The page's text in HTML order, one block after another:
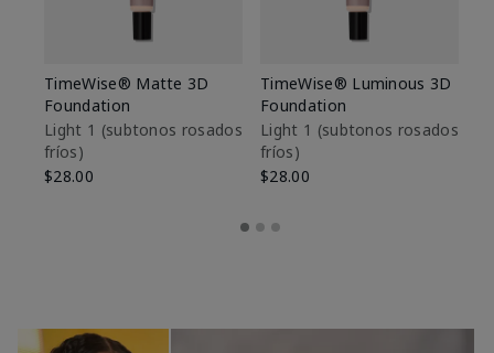
TimeWise® Matte 3D
Foundation
Light 1​ (subtonos rosados
fríos)
$28.00
TimeWise® Luminous 3D
Foundation
Light 1​ (subtonos rosados
fríos)
$28.00